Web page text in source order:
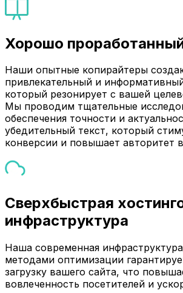
Хорошо
Наши опытные копирайтеры
привлекательный и
который резонирует с вашей
Мы проводим тщательные
обеспечения точности и
убедительный текст, который
конверсии и повышает авторитет
Сверхбыстрая
инфраструктура
Наша современная
методами оптимизации
загрузку вашего сайта, что
вовлеченность посетителей и